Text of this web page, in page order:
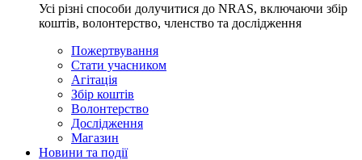
Усі різні способи долучитися до NRAS, включаючи збір
коштів, волонтерство, членство та дослідження
Пожертвування
Стати учасником
Агітація
Збір коштів
Волонтерство
Дослідження
Магазин
Новини та події